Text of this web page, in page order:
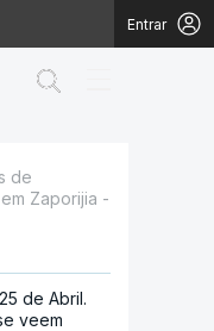
Entrar
de
Zaporijia -
de Abril.
veem